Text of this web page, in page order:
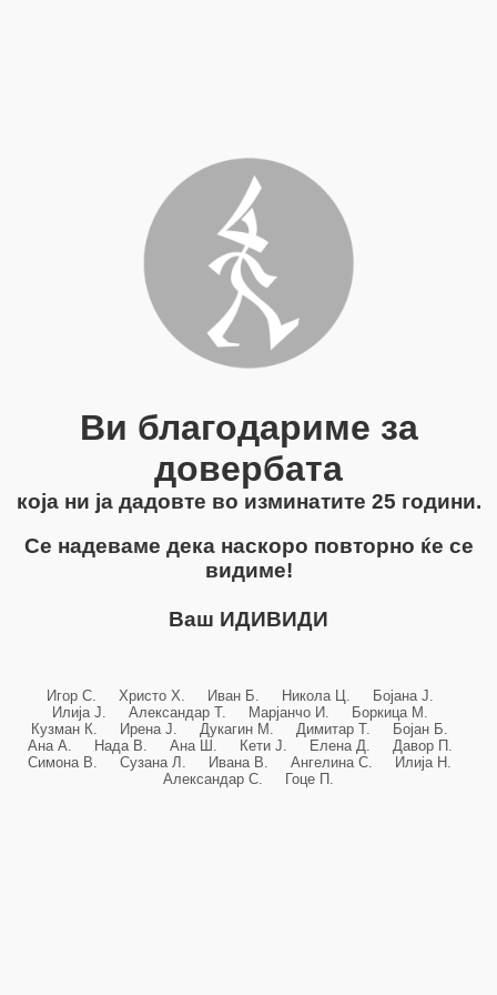
Ви благодариме за
довербата
која ни ја дадовте во изминатите 25 години.
Се надеваме дека наскоро повторно ќе се
видиме!
Ваш ИДИВИДИ
Игор С. Христо Х. Иван Б. Никола Ц. Бојана Ј.
Илија Ј. Александар Т. Марјанчо И. Боркица М.
Кузман К. Ирена Ј. Дукагин М. Димитар Т. Бојан Б.
Ана А. Нада В. Ана Ш. Кети Ј. Елена Д. Давор П.
Симона В. Сузана Л. Ивана В. Ангелина С. Илија Н.
Александар С. Гоце П.